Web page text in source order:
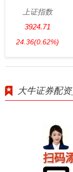
上证指数
3924.71
24.36(0.62%)
大牛证券配